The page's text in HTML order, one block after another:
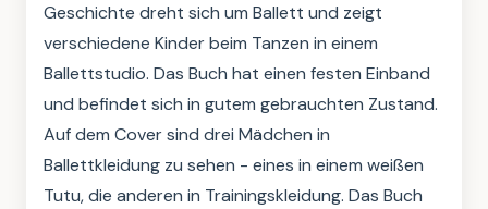
Geschichte dreht sich um Ballett und zeigt
verschiedene Kinder beim Tanzen in einem
Ballettstudio. Das Buch hat einen festen Einband
und befindet sich in gutem gebrauchten Zustand.
Auf dem Cover sind drei Mädchen in
Ballettkleidung zu sehen - eines in einem weißen
Tutu, die anderen in Trainingskleidung. Das Buch